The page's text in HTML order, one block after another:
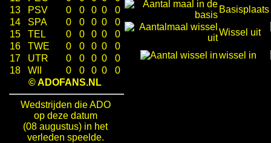
13
PSV 0 0 0 0
0
14
SPA 0 0 0 0
0
15
TEL 0 0 0 0
0
16
TWE 0 0 0 0
0
17
UTR 0 0 0 0
0
18
WII 0 0 0 0
0
© ADOFANS.NL
Wedstrijden die ADO
op deze datum
(08 augustus) in het
verleden speelde.
Basisplaats
Wissel uit
wissel in